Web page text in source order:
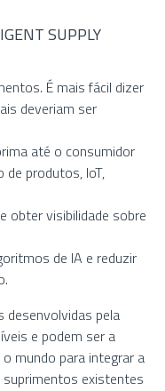
SUPPLY
É mais fácil dizer
deveriam ser
até o consumidor
produtos, IoT,
obter visibilidade sobre
de IA e reduzir
desenvolvidas pela
e podem ser a
mundo para integrar a
suprimentos existentes